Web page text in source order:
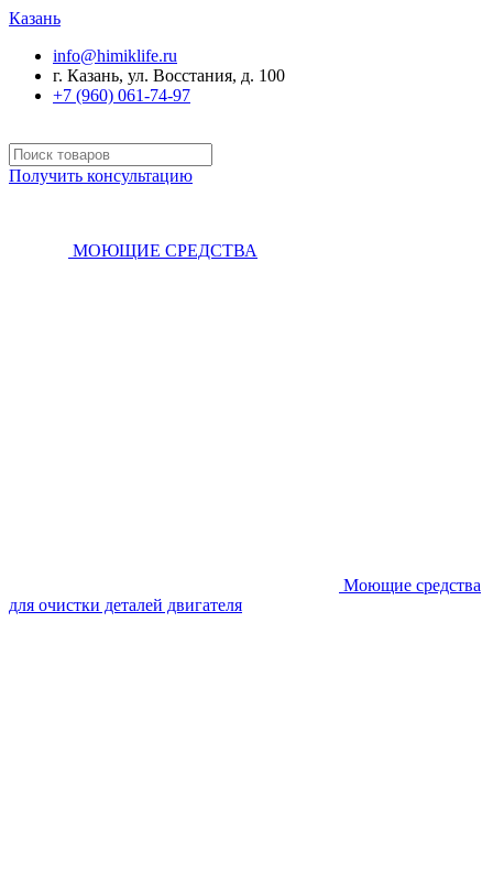
Казань
info@himiklife.ru
г. Казань, ул. Восстания, д. 100
+7 (960) 061-74-97
Получить консультацию
МОЮЩИЕ СРЕДСТВА
Моющие средства
для очистки деталей двигателя